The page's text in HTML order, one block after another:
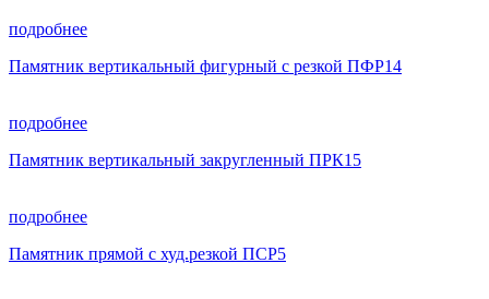
подробнее
Памятник вертикальный фигурный с резкой ПФР14
подробнее
Памятник вертикальный закругленный ПРК15
подробнее
Памятник прямой с худ.резкой ПСР5